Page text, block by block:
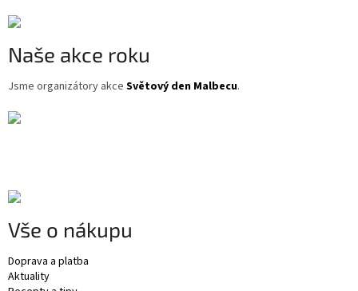
Naše akce roku
Jsme organizátory akce Světový den Malbecu.
Vše o nákupu
Doprava a platba
Aktuality